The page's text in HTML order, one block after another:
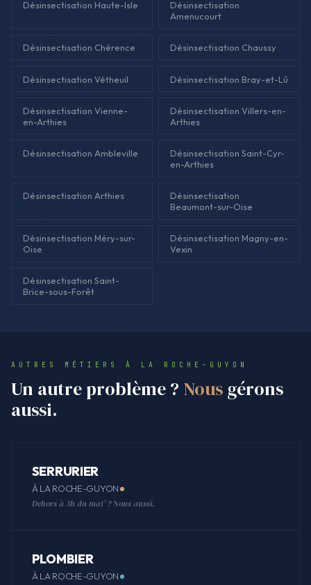
Désinsectisation Haute-Isle
Désinsectisation
Amenucourt
Désinsectisation Chérence Désinsectisation Chaussy
Désinsectisation Vétheuil Désinsectisation Bray-et-Lû
Désinsectisation Vienne-
en-Arthies
Désinsectisation Villers-en-
Arthies
Désinsectisation Ambleville
Désinsectisation Saint-Cyr-
en-Arthies
Désinsectisation Arthies
Désinsectisation
Beaumont-sur-Oise
Désinsectisation Méry-sur-
Oise
Désinsectisation Magny-en-
Vexin
Désinsectisation Saint-
Brice-sous-Forêt
AUTRES MÉTIERS À LA ROCHE-GUYON
Un autre problème ? Nous gérons
aussi.
SERRURIER
À LA ROCHE-GUYON
Dehors à 3h du mat' ? Nous aussi.
PLOMBIER
À LA ROCHE-GUYON